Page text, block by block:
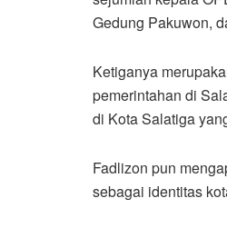
Gedung Pakuwon,
Ketiganya
pemerintahan di
di Kota Salatiga
Fadlizon pun
sebagai identitas